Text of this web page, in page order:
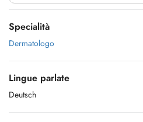
Specialità
Dermatologo
Lingue parlate
Deutsch